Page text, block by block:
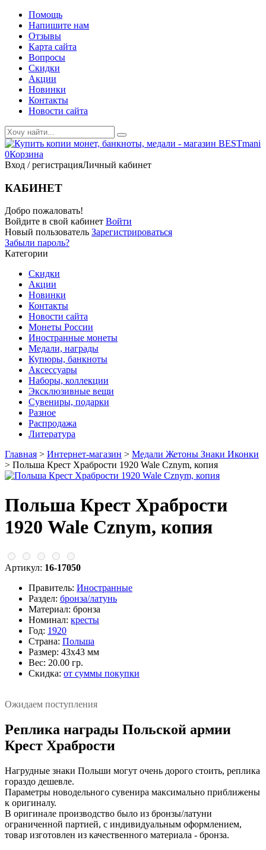
Помощь
Напишите нам
Отзывы
Карта сайта
Вопросы
Скидки
Акции
Новинки
Контакты
Новости сайта
0Корзина
Вход / регистрацияЛичный кабинет
КАБИНЕТ
Добро пожаловать!
Войдите в свой кабинет Войти
Новый пользователь Зарегистрироваться
Забыли пароль?
Категории
Скидки
Акции
Новинки
Контакты
Новости сайта
Монеты России
Иностранные монеты
Медали, награды
Купюры, банкноты
Аксессуары
Наборы, коллекции
Эксклюзивные вещи
Сувениры, подарки
Разное
Распродажа
Литература
Главная > Интернет-магазин > Медали Жетоны Знаки Иконки
> Польша Крест Храбрости 1920 Wale Cznym, копия
Польша Крест Храбрости
1920 Wale Cznym, копия
Артикул: 16-17050
Правитель: Иностранные
Раздел: бронза/латунь
Материал: бронза
Номинал: кресты
Год: 1920
Страна: Польша
Размер: 43х43 мм
Вес: 20.00 гр.
Скидка: от суммы покупки
Ожидаем поступления
Реплика награды Польской армии
Крест Храбрости
Нагрудные знаки Польши могут очень дорого стоить, реплика
гораздо дешевле.
Параметры новодельного сувенира максимально приближены
к оригиналу.
В оригинале производство было из бронзы/латуни
ограниченной партией, с индивидуальным оформлением,
товар изготовлен из качественного материала - бронза.